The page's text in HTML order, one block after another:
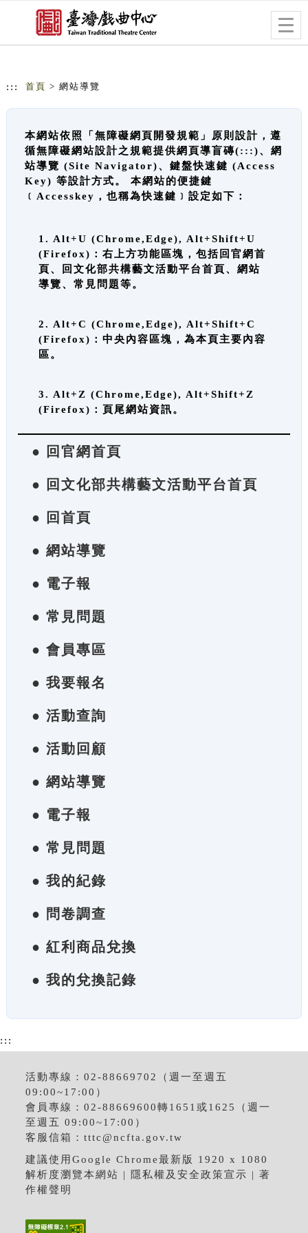
跳到主要內容
網站導覽
::: 首頁 > 網站導覽
本網站依照「無障礙網頁開發規範」原則設計，遵
循無障礙網站設計之規範提供網頁導盲磚(:::)、網
站導覽 (Site Navigator)、鍵盤快速鍵 (Access
Key) 等設計方式。 本網站的便捷鍵
﹝Accesskey，也稱為快速鍵﹞設定如下：
1. Alt+U (Chrome,Edge), Alt+Shift+U
(Firefox)：右上方功能區塊，包括回官網首
頁、回文化部共構藝文活動平台首頁、網站
導覽、常見問題等。
2. Alt+C (Chrome,Edge), Alt+Shift+C
(Firefox)：中央內容區塊，為本頁主要內容
區。
3. Alt+Z (Chrome,Edge), Alt+Shift+Z
(Firefox)：頁尾網站資訊。
● 回官網首頁
● 回文化部共構藝文活動平台首頁
● 回首頁
● 網站導覽
● 電子報
● 常見問題
● 會員專區
● 我要報名
● 活動查詢
● 活動回顧
● 網站導覽
● 電子報
● 常見問題
● 我的紀錄
● 問卷調查
● 紅利商品兌換
● 我的兌換記錄
:::
活動專線：02-88669702（週一至週五
09:00~17:00）
會員專線：02-88669600轉1651或1625（週一
至週五 09:00~17:00）
客服信箱：tttc@ncfta.gov.tw
建議使用Google Chrome最新版 1920 x 1080
解析度瀏覽本網站 | 隱私權及安全政策宣示 |著
作權聲明